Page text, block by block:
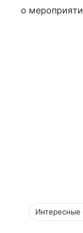
о
Интересные